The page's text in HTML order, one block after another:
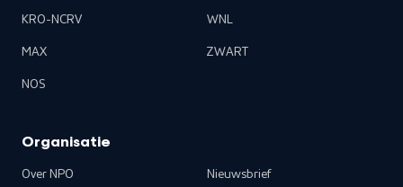
KRO-NCRV
MAX
NOS
WNL
ZWART
Organisatie
Over NPO Nieuwsbrief